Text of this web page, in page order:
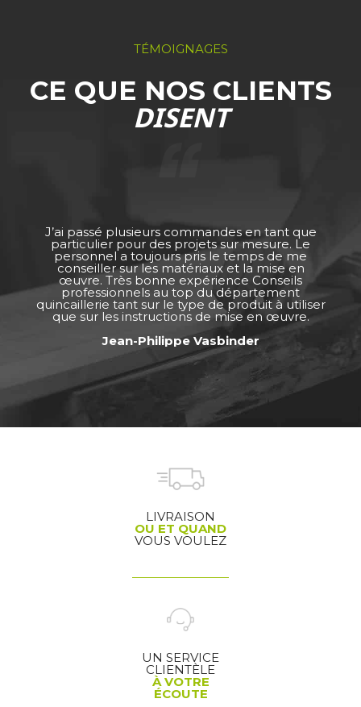
TÉMOIGNAGES
CE QUE NOS CLIENTS
DISENT
J’ai passé plusieurs commandes en tant que
particulier pour des projets sur mesure. Le
personnel a toujours pris le temps de me
conseiller sur les matériaux et la mise en
œuvre. Très bonne expérience Conseils
professionnels au top du département
quincaillerie tant sur le type de produit à utiliser
que sur les instructions de mise en œuvre.
Jean-Philippe Vasbinder
LIVRAISON
OU ET QUAND
VOUS VOULEZ
UN SERVICE
CLIENTÈLE
À VOTRE
ÉCOUTE